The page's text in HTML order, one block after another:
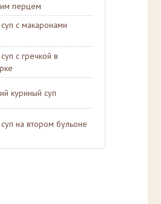
перцем
с макаронами
с гречкой в
куриный суп
на втором бульоне